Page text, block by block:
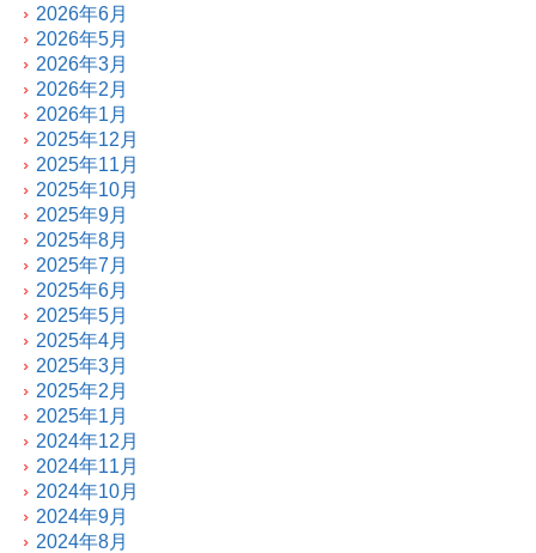
2026年6月
2026年5月
2026年3月
2026年2月
2026年1月
2025年12月
2025年11月
2025年10月
2025年9月
2025年8月
2025年7月
2025年6月
2025年5月
2025年4月
2025年3月
2025年2月
2025年1月
2024年12月
2024年11月
2024年10月
2024年9月
2024年8月